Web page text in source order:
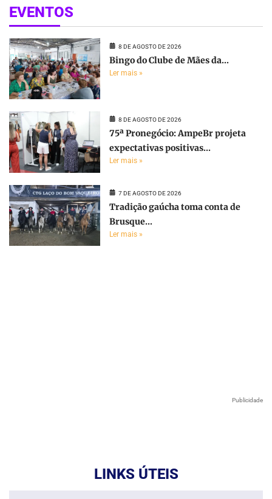
EVENTOS
8 DE AGOSTO DE 2026
Bingo do Clube de Mães da...
Ler mais »
8 DE AGOSTO DE 2026
75ª Pronegócio: AmpeBr projeta
expectativas positivas...
Ler mais »
7 DE AGOSTO DE 2026
Tradição gaúcha toma conta de
Brusque...
Ler mais »
Publicidade
LINKS ÚTEIS